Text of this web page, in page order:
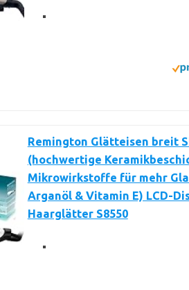
Remington Glätteisen breit
(hochwertige
Mikrowirkstoffe für mehr
Arganöl & Vitamin E) LCD-
Haarglätter S8550